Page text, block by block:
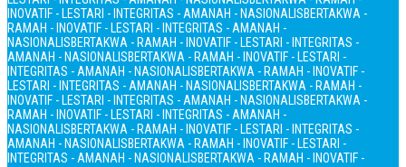
INOVATIF - LESTARI - INTEGRITAS - AMANAH - NASIONALISBERTAKWA -
RAMAH - INOVATIF - LESTARI - INTEGRITAS - AMANAH -
NASIONALISBERTAKWA - RAMAH - INOVATIF - LESTARI - INTEGRITAS -
AMANAH - NASIONALISBERTAKWA - RAMAH - INOVATIF - LESTARI -
INTEGRITAS - AMANAH - NASIONALISBERTAKWA - RAMAH - INOVATIF -
LESTARI - INTEGRITAS - AMANAH - NASIONALISBERTAKWA - RAMAH -
INOVATIF - LESTARI - INTEGRITAS - AMANAH - NASIONALISBERTAKWA -
RAMAH - INOVATIF - LESTARI - INTEGRITAS - AMANAH -
NASIONALISBERTAKWA - RAMAH - INOVATIF - LESTARI - INTEGRITAS -
AMANAH - NASIONALISBERTAKWA - RAMAH - INOVATIF - LESTARI -
INTEGRITAS - AMANAH - NASIONALISBERTAKWA - RAMAH - INOVATIF -